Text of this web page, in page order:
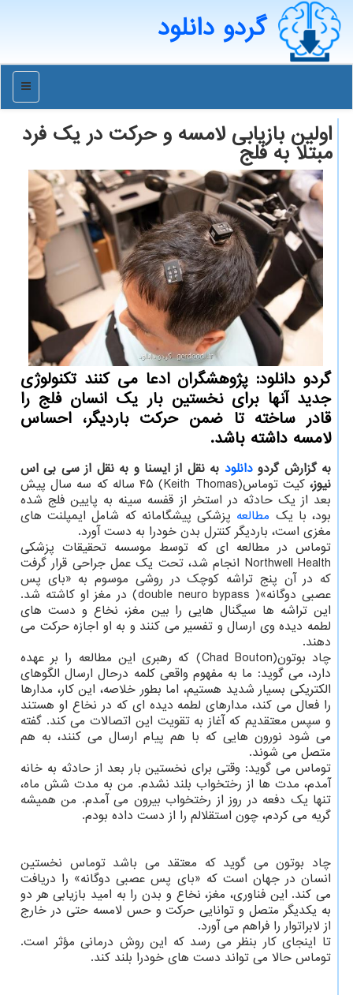
گردو دانلود
منو
اولین بازیابی لامسه و حرکت در یک فرد
مبتلا به فلج
گردو دانلود: پژوهشگران ادعا می کنند تکنولوژی
جدید آنها برای نخستین بار یک انسان فلج را
قادر ساخته تا ضمن حرکت باردیگر، احساس
لامسه داشته باشد.
به گزارش گردودانلود به نقل از ایسنا و به نقل از سی بی اس
نیوز،
کیت توماس(Keith Thomas) ۴۵ ساله که سه سال پیش
بعد از یک حادثه در استخر از قفسه سینه به پایین فلج شده
بود، با یک مطالعه پزشکی پیشگامانه که شامل ایمپلنت های
مغزی است، باردیگر کنترل بدن خودرا به دست آورد.
توماس در مطالعه ای که توسط موسسه تحقیقات پزشکی
Northwell Health انجام شد، تحت یک عمل جراحی قرار گرفت
که در آن پنج تراشه کوچک در روشی موسوم به «بای پس
عصبی دوگانه»( double neuro bypass) در مغز او کاشته شد.
این تراشه ها سیگنال هایی را بین مغز، نخاع و دست های
لطمه دیده وی ارسال و تفسیر می کنند و به او اجازه حرکت می
دهند.
چاد بوتون(Chad Bouton) که رهبری این مطالعه را بر عهده
دارد، می گوید: ما به مفهوم واقعی کلمه درحال ارسال الگوهای
الکتریکی بسیار شدید هستیم، اما بطور خلاصه، این کار، مدارها
را فعال می کند، مدارهای لطمه دیده ای که در نخاع او هستند
و سپس معتقدیم که آغاز به تقویت این اتصالات می کند. گفته
می شود نورون هایی که با هم پیام ارسال می کنند، به هم
متصل می شوند.
توماس می گوید: وقتی برای نخستین بار بعد از حادثه به خانه
آمدم، مدت ها از رختخواب بلند نشدم. من به مدت شش ماه،
تنها یک دفعه در روز از رختخواب بیرون می آمدم. من همیشه
گریه می کردم، چون استقلالم را از دست داده بودم.
چاد بوتون می گوید که معتقد می باشد توماس نخستین
انسان در جهان است که «بای پس عصبی دوگانه» را دریافت
می کند. این فناوری، مغز، نخاع و بدن را به امید بازیابی هر دو
به یکدیگر متصل و توانایی حرکت و حس لامسه حتی در خارج
از لابراتوار را فراهم می آورد.
تا اینجای کار بنظر می رسد که این روش درمانی مؤثر است.
توماس حالا می تواند دست های خودرا بلند کند.